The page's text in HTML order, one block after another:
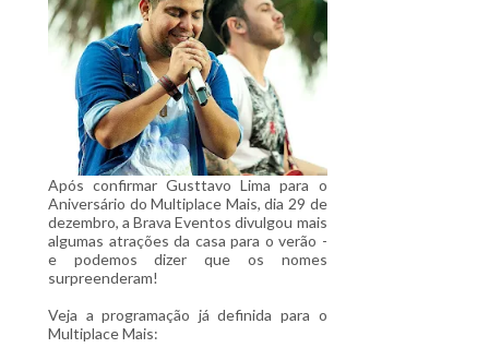
Após confirmar Gusttavo Lima para o
Aniversário do Multiplace Mais, dia 29 de
dezembro, a Brava Eventos divulgou mais
algumas atrações da casa para o verão -
e podemos dizer que os nomes
surpreenderam!
Veja a programação já definida para o
Multiplace Mais: